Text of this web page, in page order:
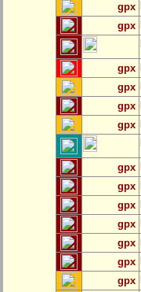
gpx
gpx
gpx
gpx
gpx
gpx
gpx
gpx
gpx
gpx
gpx
gpx
gpx